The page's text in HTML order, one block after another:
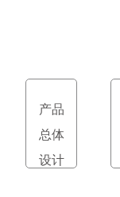
产品
总体
设计